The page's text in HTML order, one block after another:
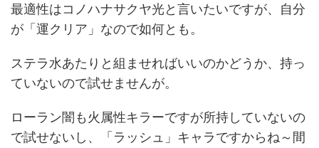
最適性はコノハナサクヤ光と言いたいですが、自分
が「運クリア」なので如何とも。
ステラ水あたりと組ませればいいのかどうか、持っ
ていないので試せませんが。
ローラン闇も火属性キラーですが所持していないの
で試せないし、「ラッシュ」キャラですからね～間